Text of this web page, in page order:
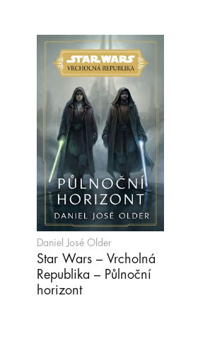
Daniel José Older
Star Wars – Vrcholná
Republika – Půlnoční
horizont